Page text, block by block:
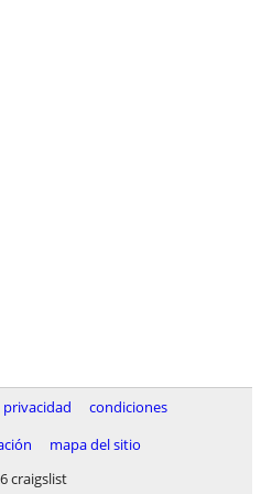
privacidad
condiciones
mapa del sitio
craigslist